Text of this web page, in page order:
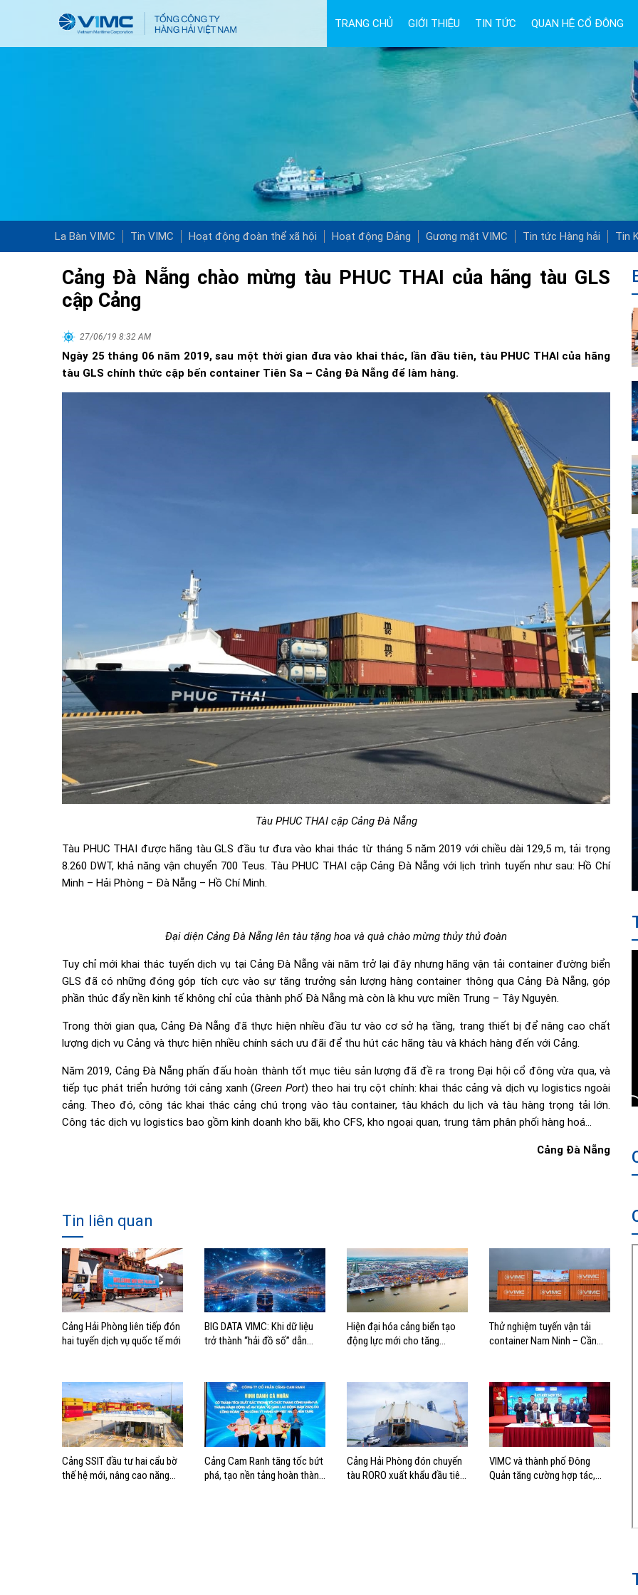
TRANG CHỦ GIỚI THIỆU TIN TỨC QUAN HỆ CỔ ĐÔNG
La Bàn VIMC Tin VIMC Hoạt động đoàn thể xã hội Hoạt động Đảng Gương mặt VIMC Tin tức Hàng hải Tin
Cảng Đà Nẵng chào mừng tàu PHUC THAI của hãng tàu GLS
cập Cảng
27/06/19 8:32 AM
Ngày 25 tháng 06 năm 2019, sau một thời gian đưa vào khai thác, lần đầu tiên, tàu PHUC THAI của hãng
tàu GLS chính thức cập bến container Tiên Sa – Cảng Đà Nẵng để làm hàng.
Tàu PHUC THAI cập Cảng Đà Nẵng
Tàu PHUC THAI được hãng tàu GLS đầu tư đưa vào khai thác từ tháng 5 năm 2019 với chiều dài 129,5 m, tải trọng
8.260 DWT, khả năng vận chuyển 700 Teus. Tàu PHUC THAI cập Cảng Đà Nẵng với lịch trình tuyến như sau: Hồ Chí
Minh – Hải Phòng – Đà Nẵng – Hồ Chí Minh.
Đại diện Cảng Đà Nẵng lên tàu tặng hoa và quà chào mừng thủy thủ đoàn
Tuy chỉ mới khai thác tuyến dịch vụ tại Cảng Đà Nẵng vài năm trở lại đây nhưng hãng vận tải container đường biển
GLS đã có những đóng góp tích cực vào sự tăng trưởng sản lượng hàng container thông qua Cảng Đà Nẵng, góp
phần thúc đẩy nền kinh tế không chỉ của thành phố Đà Nẵng mà còn là khu vực miền Trung – Tây Nguyên.
Trong thời gian qua, Cảng Đà Nẵng đã thực hiện nhiều đầu tư vào cơ sở hạ tầng, trang thiết bị để nâng cao chất
lượng dịch vụ Cảng và thực hiện nhiều chính sách ưu đãi để thu hút các hãng tàu và khách hàng đến với Cảng.
Năm 2019, Cảng Đà Nẵng phấn đấu hoàn thành tốt mục tiêu sản lượng đã đề ra trong Đại hội cổ đông vừa qua, và
tiếp tục phát triển hướng tới cảng xanh (Green Port) theo hai trụ cột chính: khai thác cảng và dịch vụ logistics ngoài
cảng. Theo đó, công tác khai thác cảng chú trọng vào tàu container, tàu khách du lịch và tàu hàng trọng tải lớn.
Công tác dịch vụ logistics bao gồm kinh doanh kho bãi, kho CFS, kho ngoại quan, trung tâm phân phối hàng hoá…
Cảng Đà Nẵng
Tin liên quan
Cảng Hải Phòng liên tiếp đón
hai tuyến dịch vụ quốc tế mới
BIG DATA VIMC: Khi dữ liệu
trở thành “hải đồ số” dẫn
Hiện đại hóa cảng biển tạo
động lực mới cho tăng
Thử nghiệm tuyến vận tải
container Nam Ninh – Cần
Cảng SSIT đầu tư hai cẩu bờ
thế hệ mới, nâng cao năng
Cảng Cam Ranh tăng tốc bứt
phá, tạo nền tảng hoàn thành
Cảng Hải Phòng đón chuyến
tàu RORO xuất khẩu đầu tiên
VIMC và thành phố Đông
Quản tăng cường hợp tác,